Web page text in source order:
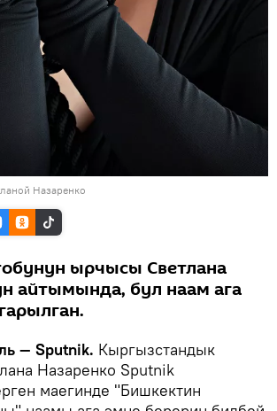
Назаренко
ырчысы Светлана
айтымында, бул наам ага
— Sputnik. Кыргызстандык
Назаренко Sputnik
маегинде "Бишкектин